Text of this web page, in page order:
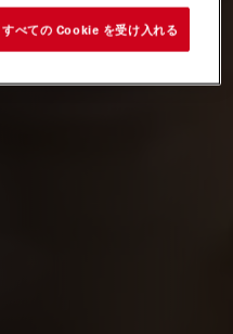
すべての Cookie を受け入れる